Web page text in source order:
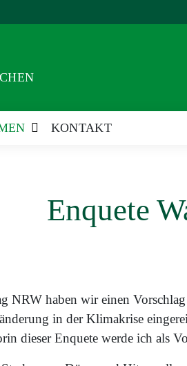
KONTAKT
Enquete
NRW haben wir einen
in der Klimakrise
dieser Enquete werde ich als